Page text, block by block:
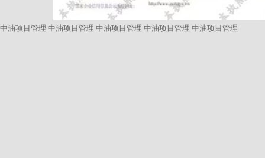
中油项目管理 中油项目管理 中油项目管理 中油项目管理 中油项目管理